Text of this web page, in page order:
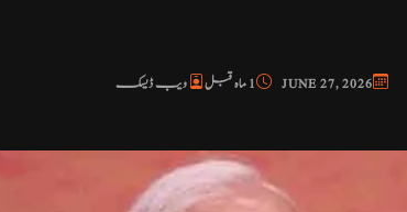
JUNE 27, 2026 1 ماہ قبل ویب ڈیسک